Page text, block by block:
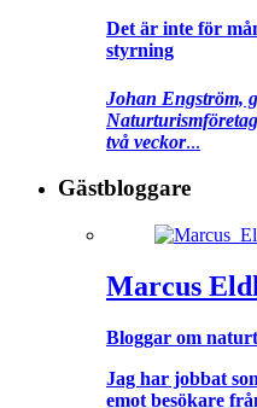
Det är inte för
styrning
Johan Engström,
två veckor...
Gästbloggare
Marcus
Bloggar om
Jag har jobbat
emot besökare